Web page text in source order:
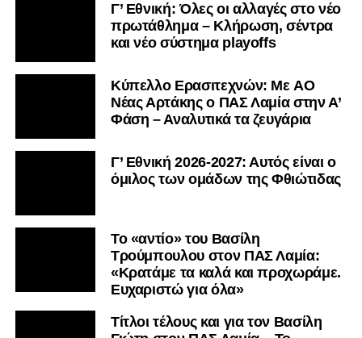
Γ’ Εθνική: Όλες οι αλλαγές στο νέο
πρωτάθλημα – Κλήρωση, σέντρα
και νέο σύστημα playoffs
Kύπελλο Ερασιτεχνών: Με AO
Nέας Αρτάκης ο ΠΑΣ Λαμία στην Α’
Φάση – Αναλυτικά τα ζευγάρια
Γ’ Εθνική 2026-2027: Αυτός είναι ο
όμιλος των ομάδων της Φθιώτιδας
Το «αντίο» του Βασίλη
Τρούμπουλου στον ΠΑΣ Λαμία:
«Κρατάμε τα καλά και προχωράμε.
Ευχαριστώ για όλα»
Τίτλοι τέλους και για τον Βασίλη